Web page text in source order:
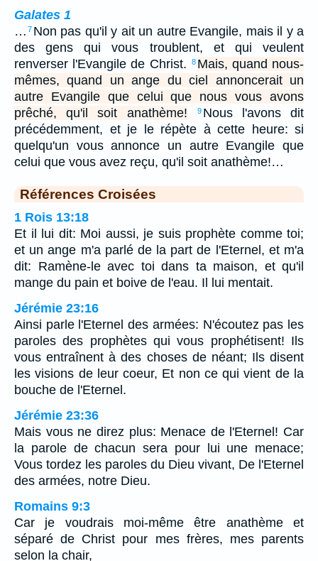
Galates 1
… 7 Non pas qu'il y ait un autre Evangile, mais il y a
des gens qui vous troublent, et qui veulent
renverser l'Evangile de Christ.
8 Mais, quand nous-
mêmes, quand un ange du ciel annoncerait un
autre Evangile que celui que nous vous avons
prêché, qu'il soit anathème!
9 Nous l'avons dit
précédemment, et je le répète à cette heure: si
quelqu'un vous annonce un autre Evangile que
celui que vous avez reçu, qu'il soit anathème!…
Références Croisées
1 Rois 13:18
Et il lui dit: Moi aussi, je suis prophète comme toi;
et un ange m'a parlé de la part de l'Eternel, et m'a
dit: Ramène-le avec toi dans ta maison, et qu'il
mange du pain et boive de l'eau. Il lui mentait.
Jérémie 23:16
Ainsi parle l'Eternel des armées: N'écoutez pas les
paroles des prophètes qui vous prophétisent! Ils
vous entraînent à des choses de néant; Ils disent
les visions de leur coeur, Et non ce qui vient de la
bouche de l'Eternel.
Jérémie 23:36
Mais vous ne direz plus: Menace de l'Eternel! Car
la parole de chacun sera pour lui une menace;
Vous tordez les paroles du Dieu vivant, De l'Eternel
des armées, notre Dieu.
Romains 9:3
Car je voudrais moi-même être anathème et
séparé de Christ pour mes frères, mes parents
selon la chair,